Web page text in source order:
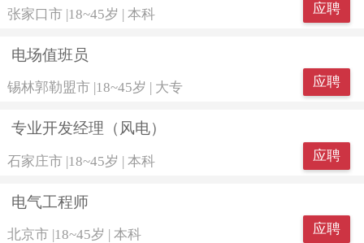
张家口市 |18~45岁 | 本科 应聘
电场值班员
锡林郭勒盟市 18~45岁 大专 应聘
专业开发经理（风电）
石家庄市 |18~45岁 | 本科 应聘
电气工程师
北京市 |18~45岁 | 本科 应聘